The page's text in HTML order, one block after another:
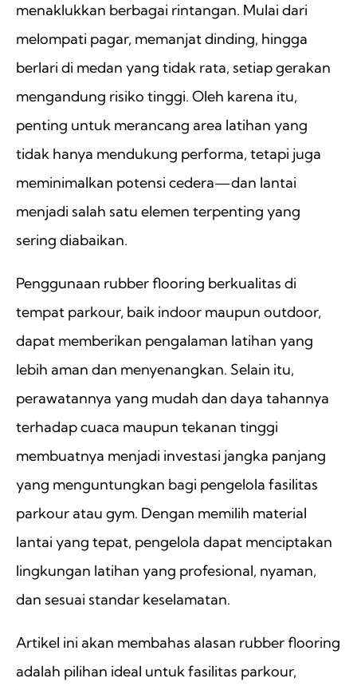
menaklukkan berbagai rintangan. Mulai dari
melompati pagar, memanjat dinding, hingga
berlari di medan yang tidak rata, setiap gerakan
mengandung risiko tinggi. Oleh karena itu,
penting untuk merancang area latihan yang
tidak hanya mendukung performa, tetapi juga
meminimalkan potensi cedera—dan lantai
menjadi salah satu elemen terpenting yang
sering diabaikan.
Penggunaan rubber flooring berkualitas di
tempat parkour, baik indoor maupun outdoor,
dapat memberikan pengalaman latihan yang
lebih aman dan menyenangkan. Selain itu,
perawatannya yang mudah dan daya tahannya
terhadap cuaca maupun tekanan tinggi
membuatnya menjadi investasi jangka panjang
yang menguntungkan bagi pengelola fasilitas
parkour atau gym. Dengan memilih material
lantai yang tepat, pengelola dapat menciptakan
lingkungan latihan yang profesional, nyaman,
dan sesuai standar keselamatan.
Artikel ini akan membahas alasan rubber flooring
adalah pilihan ideal untuk fasilitas parkour,